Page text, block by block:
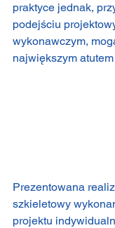
praktyce jednak,
podejściu
wykonawczym,
największym
Prezentowana
szkieletowy
projektu